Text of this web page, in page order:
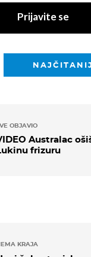
Prijavite se
OBJAVIO
Australac
frizuru
KRAJA